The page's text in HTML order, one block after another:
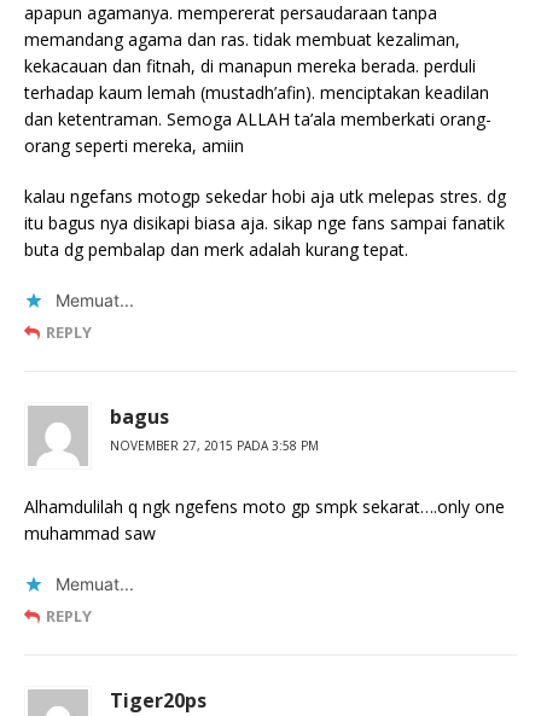
apapun agamanya. mempererat persaudaraan tanpa
memandang agama dan ras. tidak membuat kezaliman,
kekacauan dan fitnah, di manapun mereka berada. perduli
terhadap kaum lemah (mustadh’afin). menciptakan keadilan
dan ketentraman. Semoga ALLAH ta’ala memberkati orang-
orang seperti mereka, amiin
kalau ngefans motogp sekedar hobi aja utk melepas stres. dg
itu bagus nya disikapi biasa aja. sikap nge fans sampai fanatik
buta dg pembalap dan merk adalah kurang tepat.
Memuat...
REPLY
bagus
NOVEMBER 27, 2015 PADA 3:58 PM
Alhamdulilah q ngk ngefens moto gp smpk sekarat….only one
muhammad saw
Memuat...
REPLY
Tiger20ps